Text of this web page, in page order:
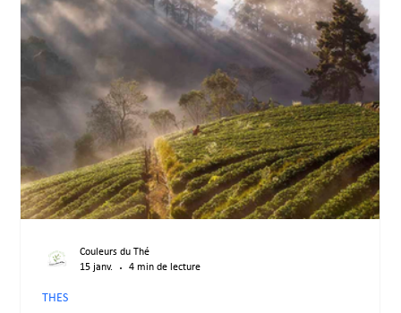
THES
Couleurs du Thé
15 janv.
4 min de lecture